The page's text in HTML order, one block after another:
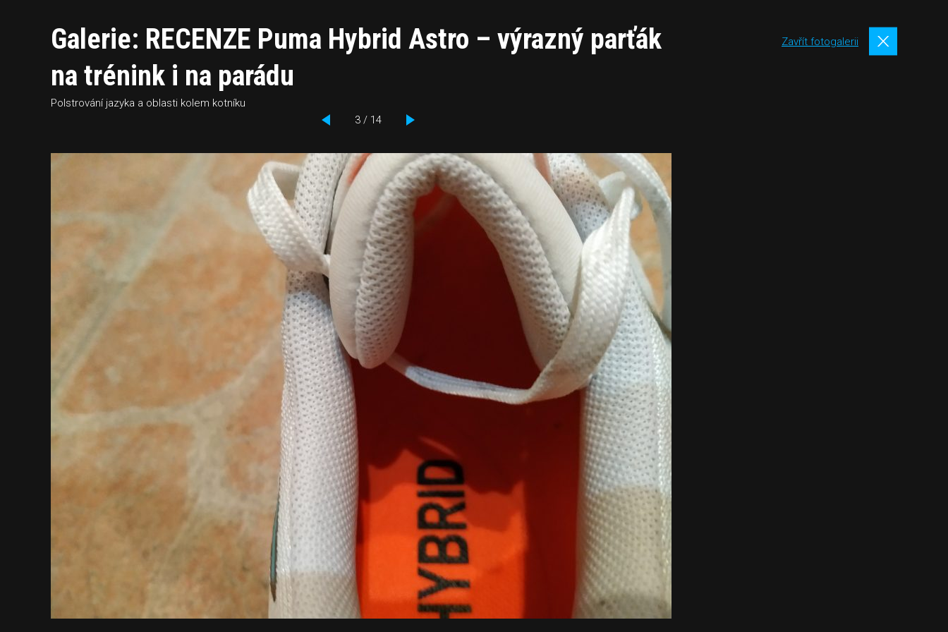
Galerie: RECENZE Puma Hybrid Astro – výrazný parťák
na trénink i na parádu
Polstrování jazyka a oblasti kolem kotníku
3 / 14
Zavřít fotogalerii